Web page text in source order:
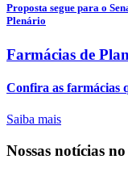
Proposta segue para o
Plenário
Farmácias de
Confira as farmácias
Saiba mais
Nossas notícias